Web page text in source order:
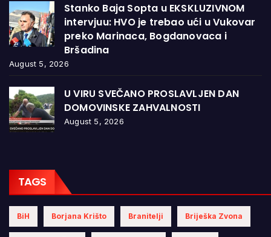
Stanko Baja Sopta u EKSKLUZIVNOM
intervjuu: HVO je trebao ući u Vukovar
preko Marinaca, Bogdanovaca i
Bršadina
August 5, 2026
U VIRU SVEČANO PROSLAVLJEN DAN
DOMOVINSKE ZAHVALNOSTI
August 5, 2026
TAGS
BiH Borjana Krišto Branitelji Briješka Zvona